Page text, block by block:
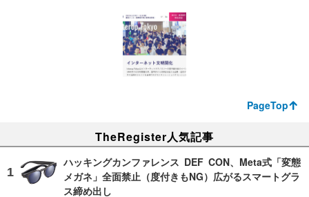
PageTop
TheRegister人気記事
ハッキングカンファレンス DEF CON、Meta式「変態
メガネ」全面禁止（度付きもNG）広がるスマートグラ
ス締め出し